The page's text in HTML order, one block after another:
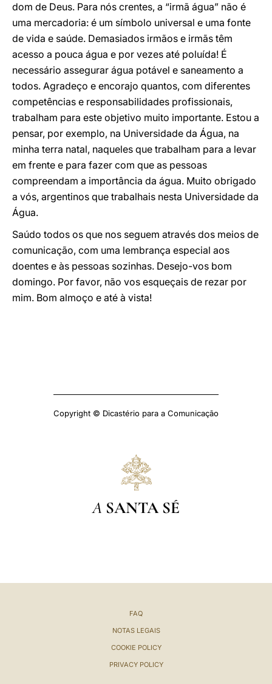
dom de Deus. Para nós crentes, a “irmã água” não é
uma mercadoria: é um símbolo universal e uma fonte
de vida e saúde. Demasiados irmãos e irmãs têm
acesso a pouca água e por vezes até poluída! É
necessário assegurar água potável e saneamento a
todos. Agradeço e encorajo quantos, com diferentes
competências e responsabilidades profissionais,
trabalham para este objetivo muito importante. Estou a
pensar, por exemplo, na Universidade da Água, na
minha terra natal, naqueles que trabalham para a levar
em frente e para fazer com que as pessoas
compreendam a importância da água. Muito obrigado
a vós, argentinos que trabalhais nesta Universidade da
Água.
Saúdo todos os que nos seguem através dos meios de
comunicação, com uma lembrança especial aos
doentes e às pessoas sozinhas. Desejo-vos bom
domingo. Por favor, não vos esqueçais de rezar por
mim. Bom almoço e até à vista!
Copyright © Dicastério para a Comunicação
A SANTA SÉ
FAQ
NOTAS LEGAIS
COOKIE POLICY
PRIVACY POLICY